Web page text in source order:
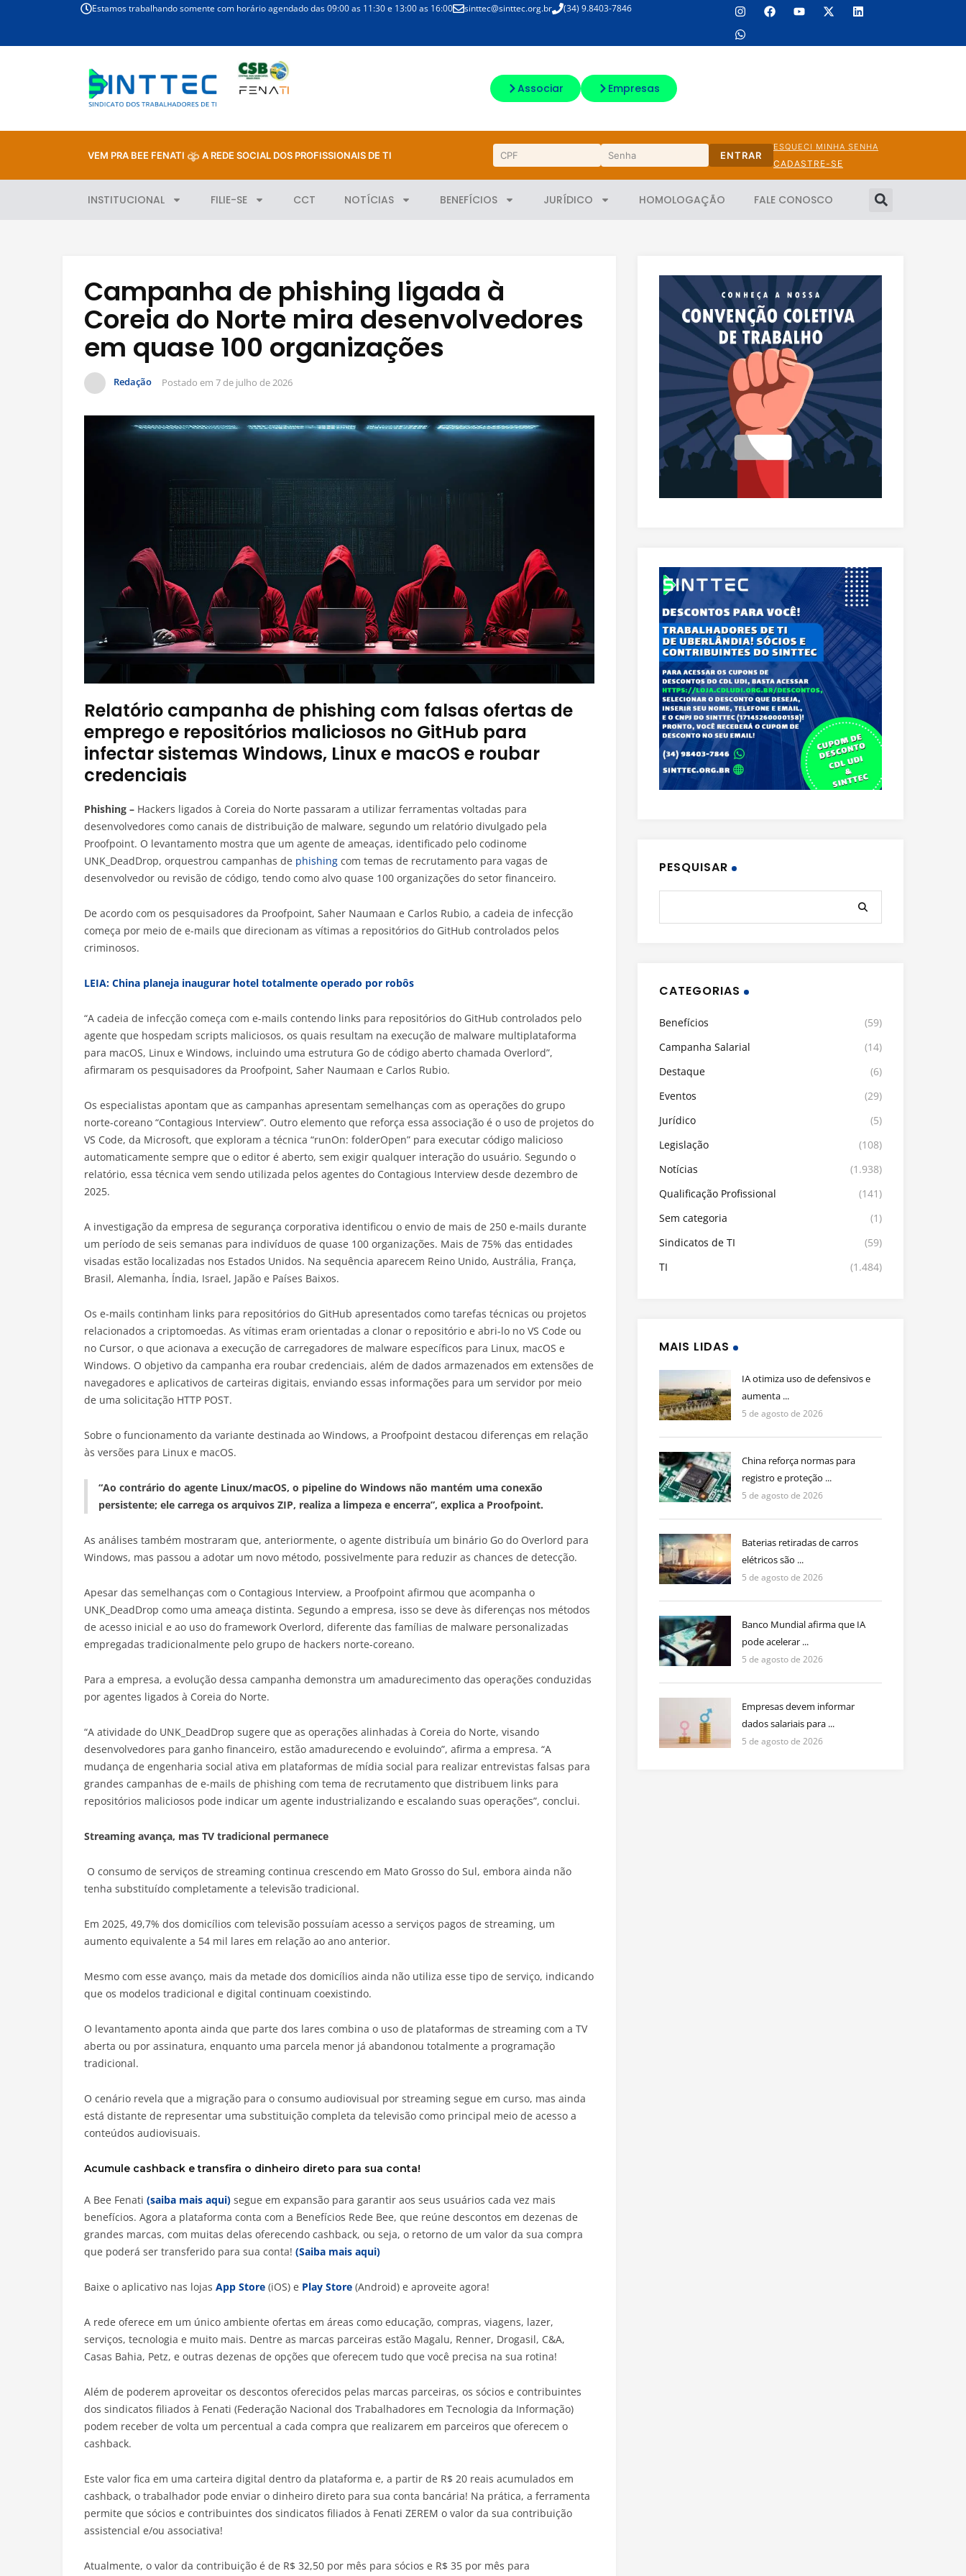
Estamos trabalhando somente com horário agendado das 09:00 as 11:30 e 13:00 as 16:00 sinttec@sinttec.org.br (34) 9.8403-7846
Associar Empresas
VEM PRA BEE FENATI A REDE SOCIAL DOS PROFISSIONAIS DE TI ENTRAR
ESQUECI MINHA SENHA
CADASTRE-SE
INSTITUCIONAL FILIE-SE CCT NOTÍCIAS BENEFÍCIOS JURÍDICO HOMOLOGAÇÃO FALE CONOSCO
Campanha de phishing ligada à
Coreia do Norte mira desenvolvedores
em quase 100 organizações
Redação Postado em 7 de julho de 2026
Relatório campanha de phishing com falsas ofertas de
emprego e repositórios maliciosos no GitHub para
infectar sistemas Windows, Linux e macOS e roubar
credenciais
Phishing – Hackers ligados à Coreia do Norte passaram a utilizar ferramentas voltadas para
desenvolvedores como canais de distribuição de malware, segundo um relatório divulgado pela
Proofpoint. O levantamento mostra que um agente de ameaças, identificado pelo codinome
UNK_DeadDrop, orquestrou campanhas de phishing com temas de recrutamento para vagas de
desenvolvedor ou revisão de código, tendo como alvo quase 100 organizações do setor financeiro.
De acordo com os pesquisadores da Proofpoint, Saher Naumaan e Carlos Rubio, a cadeia de infecção
começa por meio de e-mails que direcionam as vítimas a repositórios do GitHub controlados pelos
criminosos.
LEIA: China planeja inaugurar hotel totalmente operado por robôs
“A cadeia de infecção começa com e-mails contendo links para repositórios do GitHub controlados pelo
agente que hospedam scripts maliciosos, os quais resultam na execução de malware multiplataforma
para macOS, Linux e Windows, incluindo uma estrutura Go de código aberto chamada Overlord”,
afirmaram os pesquisadores da Proofpoint, Saher Naumaan e Carlos Rubio.
Os especialistas apontam que as campanhas apresentam semelhanças com as operações do grupo
norte-coreano “Contagious Interview”. Outro elemento que reforça essa associação é o uso de projetos do
VS Code, da Microsoft, que exploram a técnica “runOn: folderOpen” para executar código malicioso
automaticamente sempre que o editor é aberto, sem exigir qualquer interação do usuário. Segundo o
relatório, essa técnica vem sendo utilizada pelos agentes do Contagious Interview desde dezembro de
2025.
A investigação da empresa de segurança corporativa identificou o envio de mais de 250 e-mails durante
um período de seis semanas para indivíduos de quase 100 organizações. Mais de 75% das entidades
visadas estão localizadas nos Estados Unidos. Na sequência aparecem Reino Unido, Austrália, França,
Brasil, Alemanha, Índia, Israel, Japão e Países Baixos.
Os e-mails continham links para repositórios do GitHub apresentados como tarefas técnicas ou projetos
relacionados a criptomoedas. As vítimas eram orientadas a clonar o repositório e abri-lo no VS Code ou
no Cursor, o que acionava a execução de carregadores de malware específicos para Linux, macOS e
Windows. O objetivo da campanha era roubar credenciais, além de dados armazenados em extensões de
navegadores e aplicativos de carteiras digitais, enviando essas informações para um servidor por meio
de uma solicitação HTTP POST.
Sobre o funcionamento da variante destinada ao Windows, a Proofpoint destacou diferenças em relação
às versões para Linux e macOS.
“Ao contrário do agente Linux/macOS, o pipeline do Windows não mantém uma conexão
persistente; ele carrega os arquivos ZIP, realiza a limpeza e encerra”, explica a Proofpoint.
As análises também mostraram que, anteriormente, o agente distribuía um binário Go do Overlord para
Windows, mas passou a adotar um novo método, possivelmente para reduzir as chances de detecção.
Apesar das semelhanças com o Contagious Interview, a Proofpoint afirmou que acompanha o
UNK_DeadDrop como uma ameaça distinta. Segundo a empresa, isso se deve às diferenças nos métodos
de acesso inicial e ao uso do framework Overlord, diferente das famílias de malware personalizadas
empregadas tradicionalmente pelo grupo de hackers norte-coreano.
Para a empresa, a evolução dessa campanha demonstra um amadurecimento das operações conduzidas
por agentes ligados à Coreia do Norte.
“A atividade do UNK_DeadDrop sugere que as operações alinhadas à Coreia do Norte, visando
desenvolvedores para ganho financeiro, estão amadurecendo e evoluindo”, afirma a empresa. “A
mudança de engenharia social ativa em plataformas de mídia social para realizar entrevistas falsas para
grandes campanhas de e-mails de phishing com tema de recrutamento que distribuem links para
repositórios maliciosos pode indicar um agente industrializando e escalando suas operações”, conclui.
Streaming avança, mas TV tradicional permanece
O consumo de serviços de streaming continua crescendo em Mato Grosso do Sul, embora ainda não
tenha substituído completamente a televisão tradicional.
Em 2025, 49,7% dos domicílios com televisão possuíam acesso a serviços pagos de streaming, um
aumento equivalente a 54 mil lares em relação ao ano anterior.
Mesmo com esse avanço, mais da metade dos domicílios ainda não utiliza esse tipo de serviço, indicando
que os modelos tradicional e digital continuam coexistindo.
O levantamento aponta ainda que parte dos lares combina o uso de plataformas de streaming com a TV
aberta ou por assinatura, enquanto uma parcela menor já abandonou totalmente a programação
tradicional.
O cenário revela que a migração para o consumo audiovisual por streaming segue em curso, mas ainda
está distante de representar uma substituição completa da televisão como principal meio de acesso a
conteúdos audiovisuais.
Acumule cashback e transfira o dinheiro direto para sua conta!
A Bee Fenati (saiba mais aqui) segue em expansão para garantir aos seus usuários cada vez mais
benefícios. Agora a plataforma conta com a Benefícios Rede Bee, que reúne descontos em dezenas de
grandes marcas, com muitas delas oferecendo cashback, ou seja, o retorno de um valor da sua compra
que poderá ser transferido para sua conta! (Saiba mais aqui)
Baixe o aplicativo nas lojas App Store (iOS) e Play Store (Android) e aproveite agora!
A rede oferece em um único ambiente ofertas em áreas como educação, compras, viagens, lazer,
serviços, tecnologia e muito mais. Dentre as marcas parceiras estão Magalu, Renner, Drogasil, C&A,
Casas Bahia, Petz, e outras dezenas de opções que oferecem tudo que você precisa na sua rotina!
Além de poderem aproveitar os descontos oferecidos pelas marcas parceiras, os sócios e contribuintes
dos sindicatos filiados à Fenati (Federação Nacional dos Trabalhadores em Tecnologia da Informação)
podem receber de volta um percentual a cada compra que realizarem em parceiros que oferecem o
cashback.
Este valor fica em uma carteira digital dentro da plataforma e, a partir de R$ 20 reais acumulados em
cashback, o trabalhador pode enviar o dinheiro direto para sua conta bancária! Na prática, a ferramenta
permite que sócios e contribuintes dos sindicatos filiados à Fenati ZEREM o valor da sua contribuição
assistencial e/ou associativa!
Atualmente, o valor da contribuição é de R$ 32,50 por mês para sócios e R$ 35 por mês para
PESQUISAR
CATEGORIAS
Benefícios
(59)
Campanha Salarial
(14)
Destaque
(6)
Eventos
(29)
Jurídico
(5)
Legislação
(108)
Notícias
(1.938)
Qualificação Profissional
(141)
Sem categoria
(1)
Sindicatos de TI
(59)
TI
(1.484)
MAIS LIDAS
IA otimiza uso de defensivos e
aumenta ...
5 de agosto de 2026
China reforça normas para
registro e proteção ...
5 de agosto de 2026
Baterias retiradas de carros
elétricos são ...
5 de agosto de 2026
Banco Mundial afirma que IA
pode acelerar ...
5 de agosto de 2026
Empresas devem informar
dados salariais para ...
5 de agosto de 2026